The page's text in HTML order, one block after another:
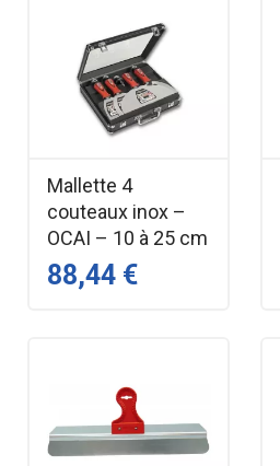
Mallette 4
couteaux inox –
OCAI – 10 à 25 cm
88,44 €